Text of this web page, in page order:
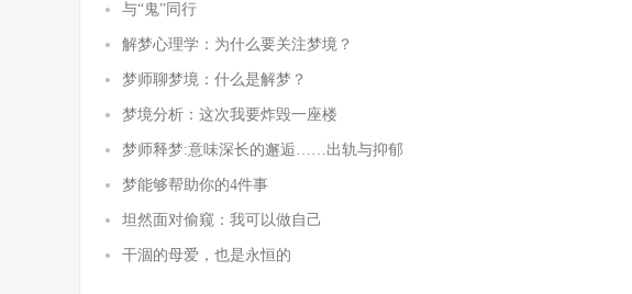
与“鬼”同行
解梦心理学：为什么要关注梦境？
梦师聊梦境：什么是解梦？
梦境分析：这次我要炸毁一座楼
梦师释梦:意味深长的邂逅……出轨与抑郁
梦能够帮助你的4件事
坦然面对偷窥：我可以做自己
干涸的母爱，也是永恒的